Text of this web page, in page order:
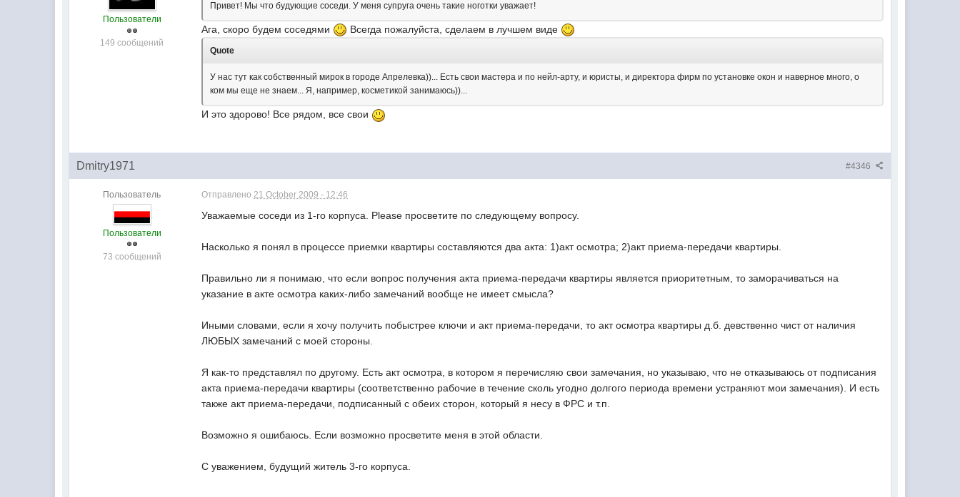
Пользователи
149 сообщений
Привет! Мы что будующие соседи. У меня супруга очень такие ноготки уважает!
Ага, скоро будем соседями Всегда пожалуйста, сделаем в лучшем виде
Quote
У нас тут как собственный мирок в городе Апрелевка))... Есть свои мастера и по нейл-арту, и юристы, и директора фирм по установке окон и наверное много, о
ком мы еще не знаем... Я, например, косметикой занимаюсь))...
И это здорово! Все рядом, все свои
#4346
Dmitry1971
Пользователь
Пользователи
73 сообщений
Отправлено 21 October 2009 - 12:46
Уважаемые соседи из 1-го корпуса. Please просветите по следующему вопросу.
Насколько я понял в процессе приемки квартиры составляются два акта: 1)акт осмотра; 2)акт приема-передачи квартиры.
Правильно ли я понимаю, что если вопрос получения акта приема-передачи квартиры является приоритетным, то заморачиваться на
указание в акте осмотра каких-либо замечаний вообще не имеет смысла?
Иными словами, если я хочу получить побыстрее ключи и акт приема-передачи, то акт осмотра квартиры д.б. девственно чист от наличия
ЛЮБЫХ замечаний с моей стороны.
Я как-то представлял по другому. Есть акт осмотра, в котором я перечисляю свои замечания, но указываю, что не отказываюсь от подписания
акта приема-передачи квартиры (соответственно рабочие в течение сколь угодно долгого периода времени устраняют мои замечания). И есть
также акт приема-передачи, подписанный с обеих сторон, который я несу в ФРС и т.п.
Возможно я ошибаюсь. Если возможно просветите меня в этой области.
С уважением, будущий житель 3-го корпуса.